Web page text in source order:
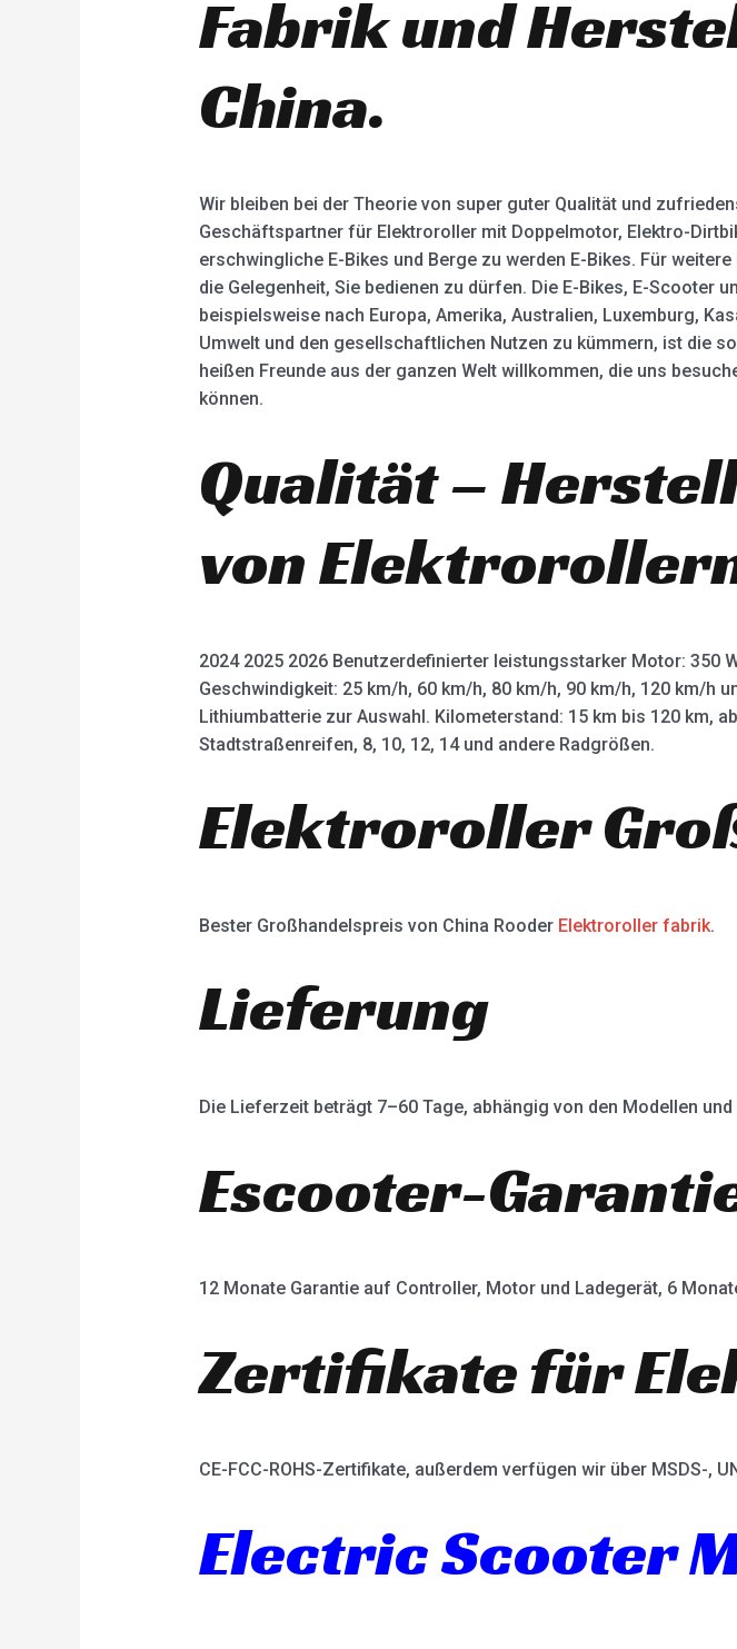
Fabrik und
China.
Wir bleiben bei der Theorie von super guter Qualität und
Geschäftspartner für Elektroroller mit Doppelmotor, Elektro-
erschwingliche E-Bikes und Berge zu werden E-Bikes. Für
die Gelegenheit, Sie bedienen zu dürfen. Die E-Bikes, E-Scooter
beispielsweise nach Europa, Amerika, Australien, Luxemburg,
Umwelt und den gesellschaftlichen Nutzen zu kümmern, ist die
heißen Freunde aus der ganzen Welt willkommen, die uns
können.
Qualität –
von
2024 2025 2026 Benutzerdefinierter leistungsstarker Motor: 350
Geschwindigkeit: 25 km/h, 60 km/h, 80 km/h, 90 km/h, 120 km/h
Lithiumbatterie zur Auswahl. Kilometerstand: 15 km bis 120 km,
Stadtstraßenreifen, 8, 10, 12, 14 und andere Radgrößen.
Elektroroller
Bester Großhandelspreis von China Rooder Elektroroller fabrik.
Lieferung
Die Lieferzeit beträgt 7–60 Tage, abhängig von den Modellen und
Escooter-
12 Monate Garantie auf Controller, Motor und Ladegerät, 6
Zertifikate für
CE-FCC-ROHS-Zertifikate, außerdem verfügen wir über MSDS-,
Electric Scooter